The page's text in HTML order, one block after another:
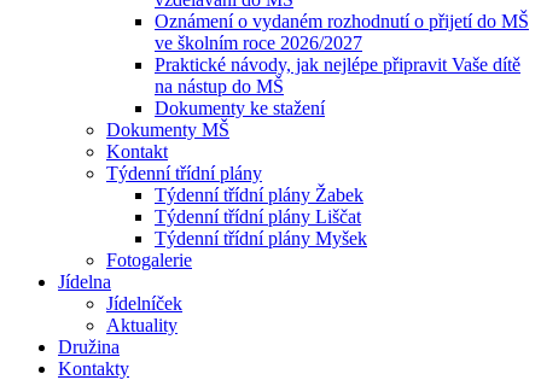
Oznámení o vydaném rozhodnutí o přijetí do MŠ
ve školním roce 2026/2027
Praktické návody, jak nejlépe připravit Vaše dítě
na nástup do MŠ
Dokumenty ke stažení
Dokumenty MŠ
Kontakt
Týdenní třídní plány
Týdenní třídní plány Žabek
Týdenní třídní plány Liščat
Týdenní třídní plány Myšek
Fotogalerie
Jídelna
Jídelníček
Aktuality
Družina
Kontakty